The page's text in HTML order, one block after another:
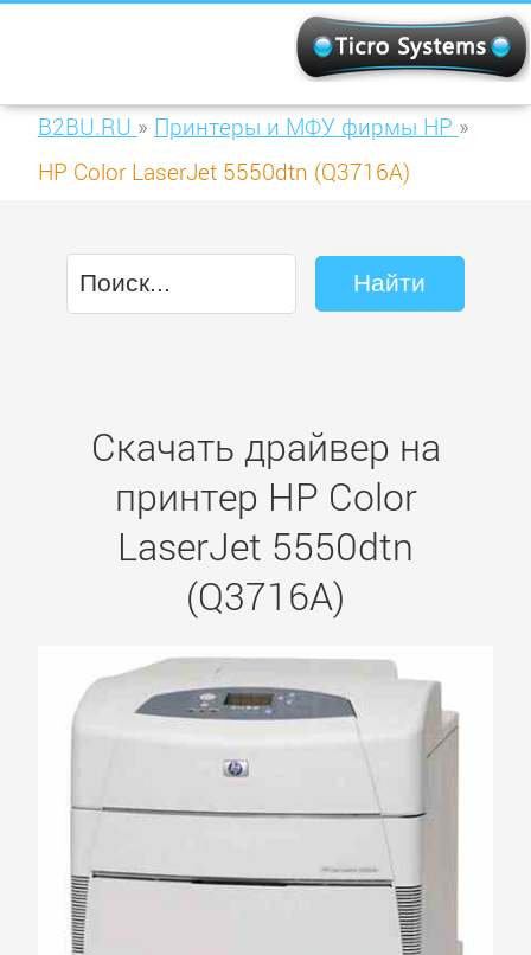
B2BU.RU » Принтеры и МФУ фирмы HP »
HP Color LaserJet 5550dtn (Q3716A)
Скачать драйвер на
принтер HP Color
LaserJet 5550dtn
(Q3716A)